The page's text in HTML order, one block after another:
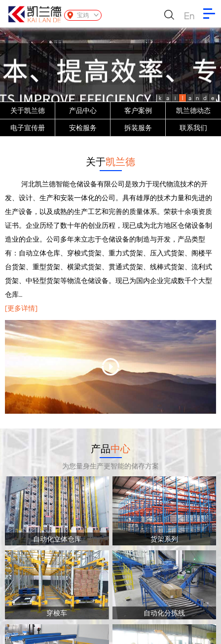
宝鸡 En
k a i l a n d e
关于凯兰德 产品中心 客户案例 凯兰德动态
电子宣传册 安检服务 拆装服务 联系我们
关于凯兰德
河北凯兰德智能仓储设备有限公司是致力于现代物流技术的开
发、设计、生产和安装一体化的公司。具有雄厚的技术力量和先进的
生产设备，以及成熟的生产工艺和完善的质量体系。荣获十余项资质
证书。企业历经了数十年的创业历程，现已成为北方地区仓储设备制
造业的企业。公司多年来立志于仓储设备的制造与开发，产品类型
有：自动立体仓库、穿梭式货架、重力式货架、压入式货架、阁楼平
台货架、重型货架、横梁式货架、贯通式货架、线棒式货架、流利式
货架、中轻型货架等物流仓储设备。现已为国内企业完成数千个大型
仓库…
[更多详情]
产品中心
为您量身生产更智能的储存方案
自动化立体仓库 货架系列
穿梭车 自动化分拣线